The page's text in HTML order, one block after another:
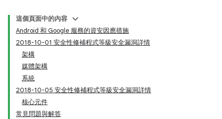
這個頁面中的內容
Android 和 Google 服務的資安因應措施
2018-10-01 安全性修補程式等級安全漏洞詳情
架構
媒體架構
系統
2018-10-05 安全性修補程式等級安全漏洞詳情
核心元件
常見問題與解答